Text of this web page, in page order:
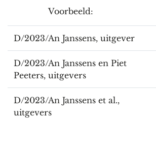
Voorbeeld:
D/2023/An Janssens, uitgever
D/2023/An Janssens en Piet
Peeters, uitgevers
D/2023/An Janssens et al.,
uitgevers